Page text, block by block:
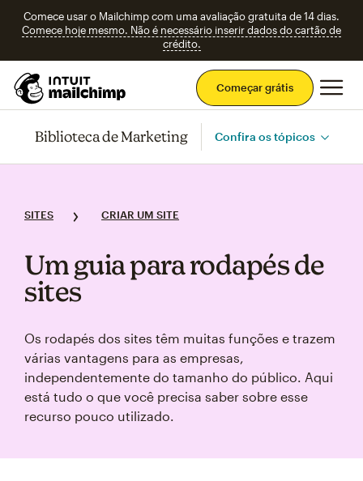
Comece usar o Mailchimp com uma avaliação gratuita de 14 dias.
Comece hoje mesmo. Não é necessário inserir dados do cartão de
crédito.
Começar grátis
Biblioteca de Marketing Confira os tópicos
SITES CRIAR UM SITE
Um guia para rodapés de
sites
Os rodapés dos sites têm muitas funções e trazem
várias vantagens para as empresas,
independentemente do tamanho do público. Aqui
está tudo o que você precisa saber sobre esse
recurso pouco utilizado.